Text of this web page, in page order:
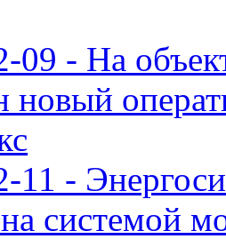
09 - На
новый
11 -
системой